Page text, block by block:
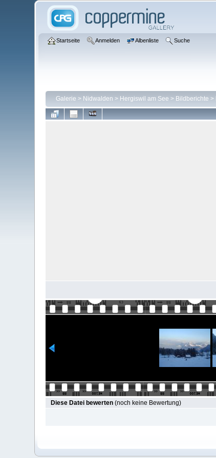
Startseite Anmelden Albenliste Suche
Galerie > Nidwalden > Hergiswil am See > Bildberichte >
Diese Datei bewerten(noch keine Bewertung)